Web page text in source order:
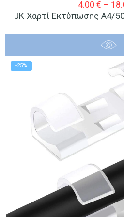
4.00 € –
JK Χαρτί Εκτύπωσης A4/
-25%